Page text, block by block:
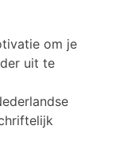
om je
uit te